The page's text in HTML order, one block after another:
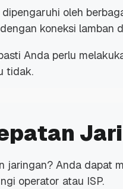
oleh
koneksi lamban
Anda perlu
tidak.
jaringan? Anda dapat
operator atau ISP.